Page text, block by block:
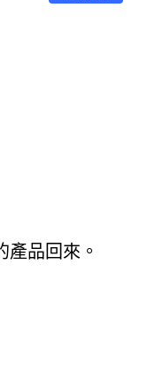
品回來。